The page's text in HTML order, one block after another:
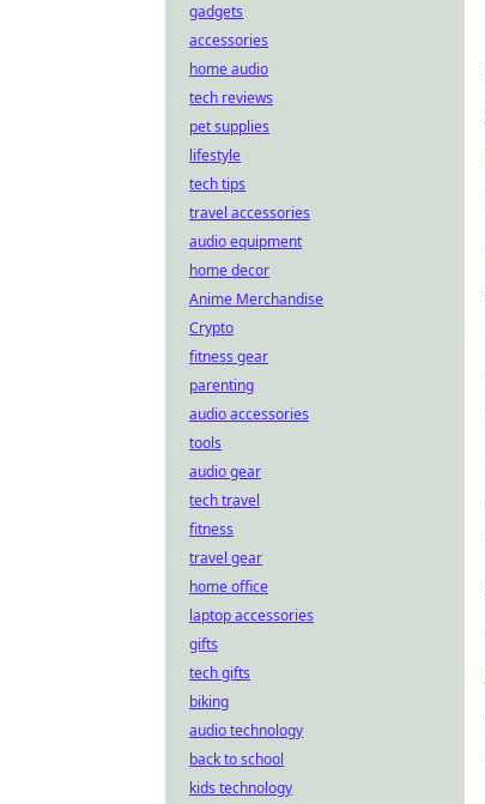
gadgets
accessories
home audio
tech reviews
pet supplies
lifestyle
tech tips
travel accessories
audio equipment
home decor
Anime Merchandise
Crypto
fitness gear
parenting
audio accessories
tools
audio gear
tech travel
fitness
travel gear
home office
laptop accessories
gifts
tech gifts
biking
audio technology
back to school
kids technology